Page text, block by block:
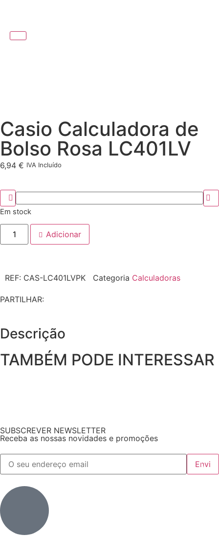
Casio Calculadora de
Bolso Rosa LC401LV
6,94 € IVA Incluído
Em stock
Adicionar
REF: CAS-LC401LVPK Categoria Calculadoras
PARTILHAR:
Descrição
TAMBÉM PODE INTERESSAR
SUBSCREVER NEWSLETTER
Receba as nossas novidades e promoções